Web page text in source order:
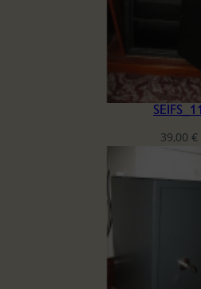
SEIFS_11
39,00 €